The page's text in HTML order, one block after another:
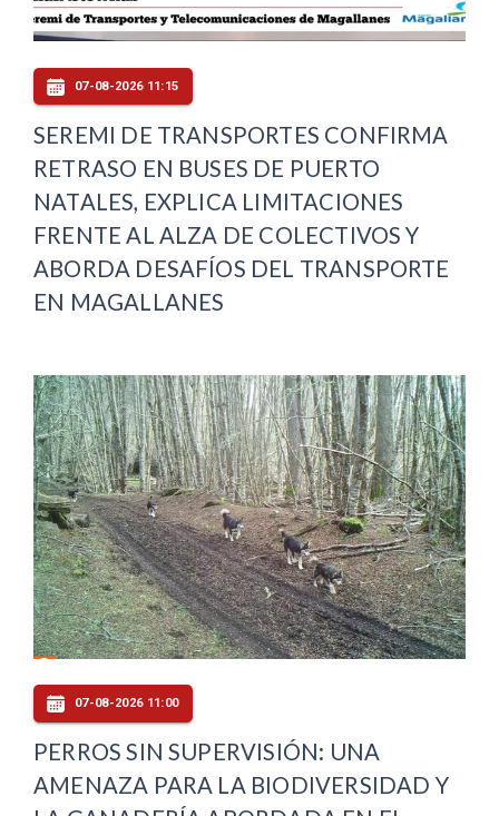
07-08-2026 11:15
SEREMI DE TRANSPORTES CONFIRMA
RETRASO EN BUSES DE PUERTO
NATALES, EXPLICA LIMITACIONES
FRENTE AL ALZA DE COLECTIVOS Y
ABORDA DESAFÍOS DEL TRANSPORTE
EN MAGALLANES
07-08-2026 11:00
PERROS SIN SUPERVISIÓN: UNA
AMENAZA PARA LA BIODIVERSIDAD Y